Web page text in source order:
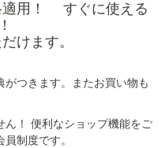
適用！ すぐに使える
けます。
つきます。またお買い物も
ん！ 便利なショップ機能をご
制度です。